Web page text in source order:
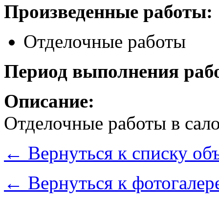
Произведенные работы:
Отделочные работы
Период выполнения
Описание:
Отделочные работы в
← Вернуться к списку
← Вернуться к